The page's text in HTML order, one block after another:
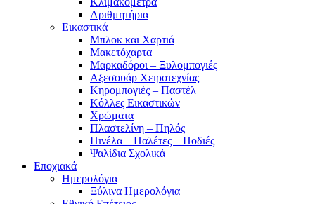
Αριθμητήρια
Εικαστικά
Μπλοκ και Χαρτιά
Μακετόχαρτα
Μαρκαδόροι – Ξυλομπογιές
Αξεσουάρ Χειροτεχνίας
Κηρομπογιές – Παστέλ
Κόλλες Εικαστικών
Χρώματα
Πλαστελίνη – Πηλός
Πινέλα – Παλέτες – Ποδιές
Ψαλίδια Σχολικά
Εποχιακά
Ημερολόγια
Ξύλινα Ημερολόγια